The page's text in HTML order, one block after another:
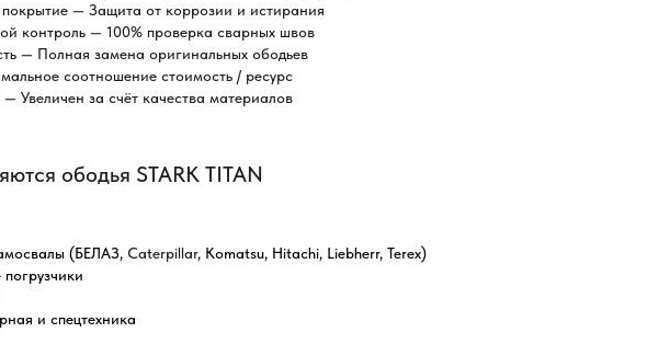
— Защита от коррозии и истирания
контроль — 100% проверка сварных швов
— Полная замена оригинальных ободьев
соотношение стоимость / ресурс
Увеличен за счёт качества материалов
ободья STARK TITAN
(БЕЛАЗ, Caterpillar, Komatsu, Hitachi, Liebherr, Terex)
и спецтехника